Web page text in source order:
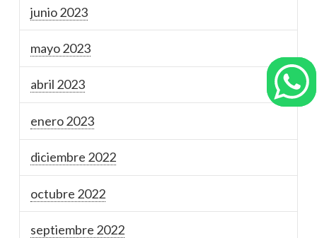
junio 2023
mayo 2023
abril 2023
enero 2023
diciembre 2022
octubre 2022
septiembre 2022